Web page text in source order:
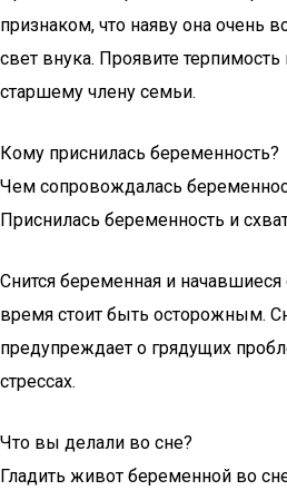
признаком, что наяву она очень
свет внука. Проявите
старшему члену семьи.
Кому приснилась беременность?
Чем сопровождалась
Приснилась беременность и
Снится беременная и
время стоит быть осторожным.
предупреждает о грядущих
стрессах.
Что вы делали во сне?
Гладить живот беременной во